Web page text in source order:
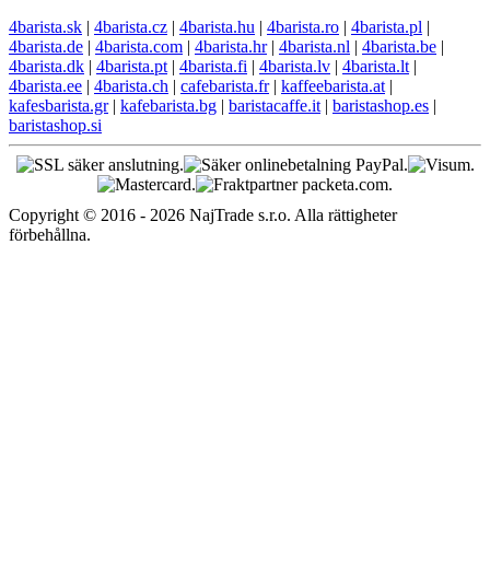
4barista.sk | 4barista.cz | 4barista.hu | 4barista.ro | 4barista.pl |
4barista.de | 4barista.com | 4barista.hr| 4barista.nl | 4barista.be |
4barista.dk | 4barista.pt | 4barista.fi | 4barista.lv | 4barista.lt |
4barista.ee | 4barista.ch | cafebarista.fr| kaffeebarista.at |
kafesbarista.gr| kafebarista.bg | baristacaffe.it | baristashop.es |
baristashop.si
Copyright © 2016 - 2026 NajTrade s.r.o. Alla rättigheter
förbehållna.